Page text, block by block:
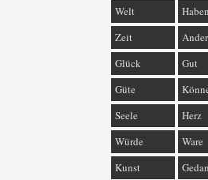
Welt
Haben
Zeit
Glück
Gut
Güte
Seele
Herz
Würde
Ware
Kunst